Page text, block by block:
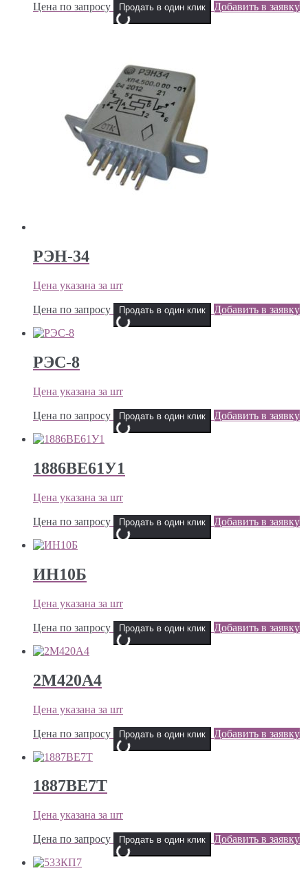
Цена по запросу Продать в один клик Добавить в заявку
РЭН-34
Цена указана за шт
Цена по запросу Продать в один клик Добавить в заявку
РЭС-8
Цена указана за шт
Цена по запросу Продать в один клик Добавить в заявку
1886ВЕ61У1
Цена указана за шт
Цена по запросу Продать в один клик Добавить в заявку
ИН10Б
Цена указана за шт
Цена по запросу Продать в один клик Добавить в заявку
2М420А4
Цена указана за шт
Цена по запросу Продать в один клик Добавить в заявку
1887ВЕ7Т
Цена указана за шт
Цена по запросу Продать в один клик Добавить в заявку